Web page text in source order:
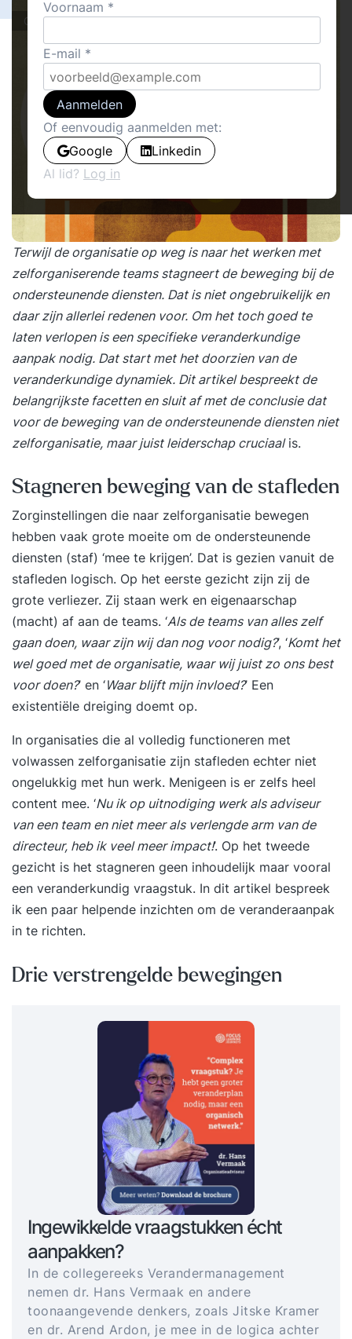
Cover stories
Terwijl de organisatie op weg is naar het werken met
zelforganiserende teams stagneert de beweging bij de
ondersteunende diensten. Dat is niet ongebruikelijk en
daar zijn allerlei redenen voor. Om het toch goed te
laten verlopen is een specifieke veranderkundige
aanpak nodig. Dat start met het doorzien van de
veranderkundige dynamiek. Dit artikel bespreekt de
belangrijkste facetten en sluit af met de conclusie dat
voor de beweging van de ondersteunende diensten niet
zelforganisatie, maar juist leiderschap cruciaalis.
Stagneren beweging van de stafleden
Zorginstellingen die naar zelforganisatie bewegen
hebben vaak grote moeite om de ondersteunende
diensten (staf) ‘mee te krijgen’. Dat is gezien vanuit de
stafleden logisch. Op het eerste gezicht zijn zij de
grote verliezer. Zij staan werk en eigenaarschap
(macht) af aan de teams. ‘Als de teams van alles zelf
gaan doen, waar zijn wij dan nog voor nodig?’, ‘Komt het
wel goed met de organisatie, waar wij juist zo ons best
voor doen?’ en ‘Waar blijft mijn invloed?’ Een
existentiële dreiging doemt op.
In organisaties die al volledig functioneren met
volwassen zelforganisatie zijn stafleden echter niet
ongelukkig met hun werk. Menigeen is er zelfs heel
content mee. ‘Nu ik op uitnodiging werk als adviseur
van een team en niet meer als verlengde arm van de
directeur, heb ik veel meer impact!’. Op het tweede
gezicht is het stagneren geen inhoudelijk maar vooral
een veranderkundig vraagstuk. In dit artikel bespreek
ik een paar helpende inzichten om de veranderaanpak
in te richten.
Drie verstrengelde bewegingen
Ingewikkelde vraagstukken écht
aanpakken?
In de collegereeks Verandermanagement
nemen dr. Hans Vermaak en andere
toonaangevende denkers, zoals Jitske Kramer
en dr. Arend Ardon, je mee in de logica achter
Voornaam
E-mail
Aanmelden
Of eenvoudig aanmelden met:
Google
Linkedin
Al lid? Log in